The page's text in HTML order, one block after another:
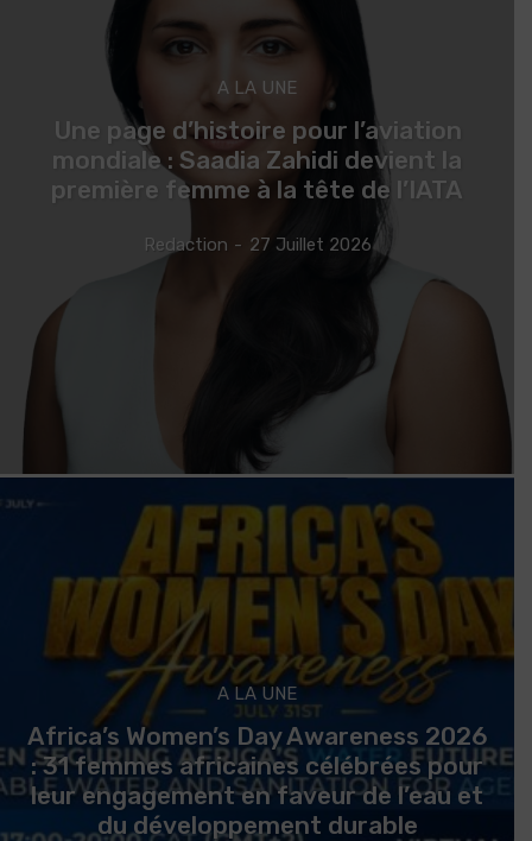
A LA UNE
Une page d’histoire pour l’aviation
mondiale : Saadia Zahidi devient la
première femme à la tête de l’IATA
Redaction - 27 Juillet 2026
A LA UNE
Africa’s Women’s Day Awareness 2026
: 31 femmes africaines célébrées pour
leur engagement en faveur de l’eau et
du développement durable